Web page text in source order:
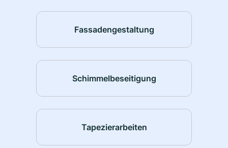
Fassadengestaltung
Schimmelbeseitigung
Tapezierarbeiten